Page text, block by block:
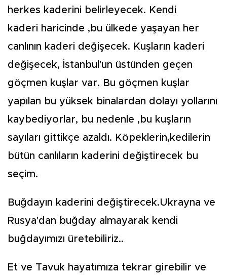
herkes kaderini belirleyecek. Kendi
kaderi haricinde ,bu ülkede yaşayan her
canlının kaderi değişecek. Kuşların kaderi
değişecek, İstanbul'un üstünden geçen
göçmen kuşlar var. Bu göçmen kuşlar
yapılan bu yüksek binalardan dolayı yollarını
kaybediyorlar, bu nedenle ,bu kuşların
sayıları gittikçe azaldı. Köpeklerin,kedilerin
bütün canlıların kaderini değiştirecek bu
seçim.
Buğdayın kaderini değiştirecek.Ukrayna ve
Rusya'dan buğday almayarak kendi
buğdayımızı üretebiliriz..
Et ve Tavuk hayatımıza tekrar girebilir ve